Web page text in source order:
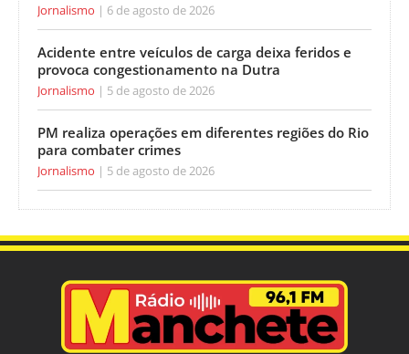
Jornalismo 6 de agosto de 2026
Acidente entre veículos de carga deixa feridos e
provoca congestionamento na Dutra
Jornalismo 5 de agosto de 2026
PM realiza operações em diferentes regiões do Rio
para combater crimes
Jornalismo 5 de agosto de 2026